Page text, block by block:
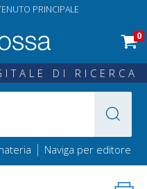
PRINCIPALE
0
DI RICERCA
| Naviga per editore